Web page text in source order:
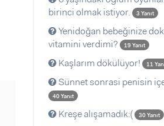
birinci olmak istiyor.
3 Yanıt
Yenidoğan bebeğinize
vitamini verdimi?
19 Yanıt
Kaşlarım dökülüyor! 11
Sünnet sonrasi penisin
40 Yanıt
Kreşe alışamadık:( 30 Yanıt